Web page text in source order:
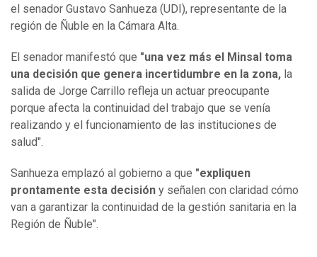
el senador Gustavo Sanhueza (UDI), representante de la
región de Ñuble en la Cámara Alta.
El senador manifestó que "una vez más el Minsal toma
una decisión que genera incertidumbre en la zona, la
salida de Jorge Carrillo refleja un actuar preocupante
porque afecta la continuidad del trabajo que se venía
realizando y el funcionamiento de las instituciones de
salud".
Sanhueza emplazó al gobierno a que "expliquen
prontamente esta decisión y señalen con claridad cómo
van a garantizar la continuidad de la gestión sanitaria en la
Región de Ñuble".